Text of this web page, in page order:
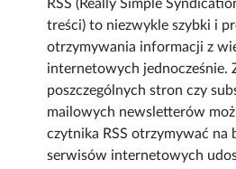
RSS (Really Simple
treści) to niezwykle szybki i
otrzymywania informacji z
internetowych jednocześnie.
poszczególnych stron czy
mailowych newsletterów
czytnika RSS otrzymywać na
serwisów internetowych